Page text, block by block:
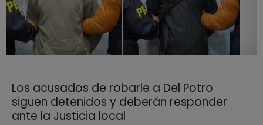
Los acusados de robarle a Del Potro
siguen detenidos y deberán responder
ante la Justicia local